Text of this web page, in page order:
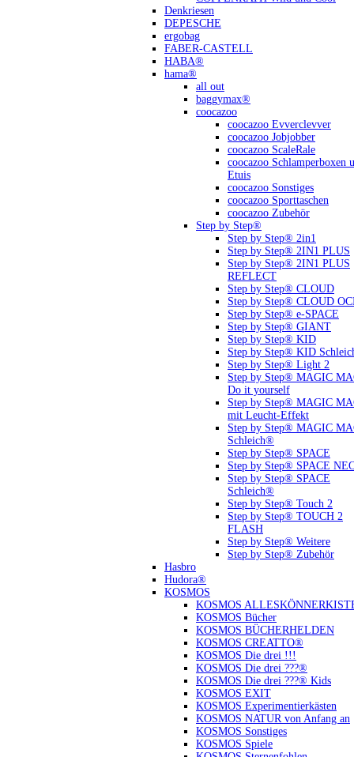
Denkriesen
DEPESCHE
ergobag
FABER-CASTELL
HABA®
hama®
all out
baggymax®
coocazoo
coocazoo Evverclevver
coocazoo Jobjobber
coocazoo ScaleRale
coocazoo Schlamperboxen
Etuis
coocazoo Sonstiges
coocazoo Sporttaschen
coocazoo Zubehör
Step by Step®
Step by Step® 2in1
Step by Step® 2IN1 PLUS
Step by Step® 2IN1 PLUS
REFLECT
Step by Step® CLOUD
Step by Step® CLOUD
Step by Step® e-SPACE
Step by Step® GIANT
Step by Step® KID
Step by Step® KID
Step by Step® Light 2
Step by Step® MAGIC
Do it yourself
Step by Step® MAGIC
mit Leucht-Effekt
Step by Step® MAGIC
Schleich®
Step by Step® SPACE
Step by Step® SPACE
Step by Step® SPACE
Schleich®
Step by Step® Touch 2
Step by Step® TOUCH 2
FLASH
Step by Step® Weitere
Step by Step® Zubehör
Hasbro
Hudora®
KOSMOS
KOSMOS
KOSMOS Bücher
KOSMOS BÜCHERHELDEN
KOSMOS CREATTO®
KOSMOS Die drei !!!
KOSMOS Die drei ???®
KOSMOS Die drei ???® Kids
KOSMOS EXIT
KOSMOS Experimentierkästen
KOSMOS NATUR von Anfang an
KOSMOS Sonstiges
KOSMOS Spiele